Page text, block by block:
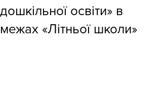
дошкільної освіти» в
межах «Літньої школи»